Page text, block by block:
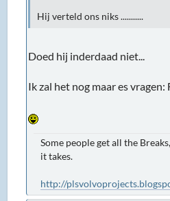
Hij verteld ons niks ...........
Doed hij inderdaad niet...
Ik zal het nog maar es
Some people get all the
it takes.
http://